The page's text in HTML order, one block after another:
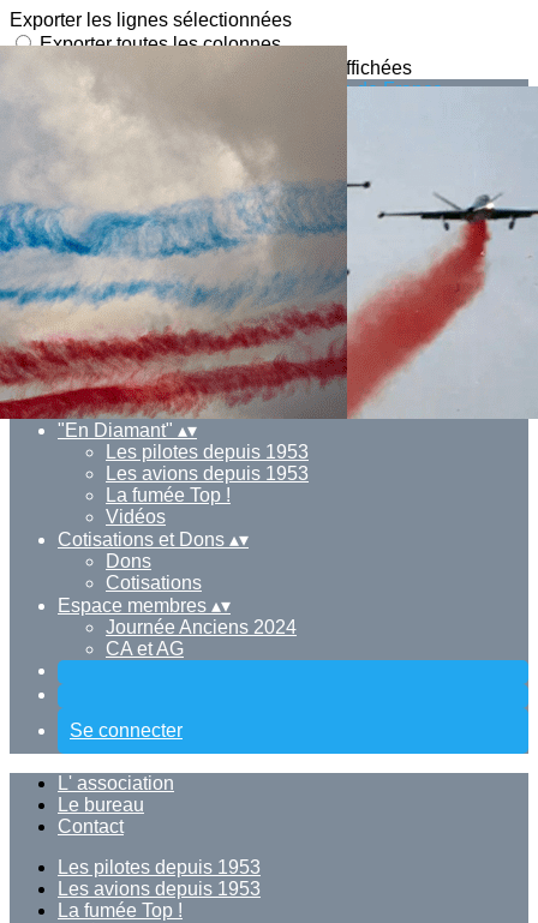
Exporter les lignes sélectionnées
Exporter toutes les colonnes
Exporter uniquement les colonnes affichées
Menu
Ajoutez un logo, un bouton, des réseaux sociaux
Cliquez pour éditer
Actualités▴▾
L' association ▴
L' association
Le bureau
Contact
BOUTIQUE EN LIGNE ▴▾
"En Diamant" ▴▾
Les pilotes depuis 1953
Les avions depuis 1953
La fumée Top !
Vidéos
Cotisations et Dons ▴▾
Dons
Cotisations
Espace membres ▴▾
Journée Anciens 2024
CA et AG
Se connecter
L' association
Le bureau
Contact
Les pilotes depuis 1953
Les avions depuis 1953
La fumée Top !